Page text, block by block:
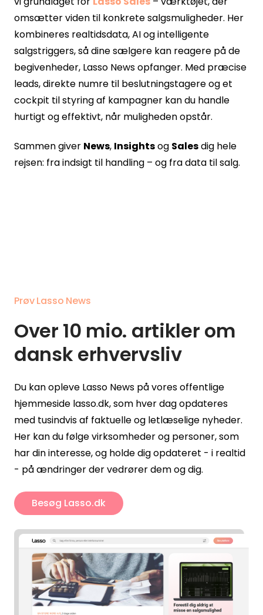
omsætter viden til konkrete salgsmuligheder. Her
kombineres realtidsdata, AI og intelligente
salgstriggers, så dine sælgere kan reagere på de
begivenheder, Lasso Newsopfanger. Med præcise
leads, direkte numre til beslutningstagere og et
cockpit til styring af kampagner kan du handle
hurtigt og effektivt, når muligheden opstår.
Sammen giver News, Insightsog Salesdig hele
rejsen: fra indsigt til handling – og fra data til salg.
Prøv Lasso News
Over 10 mio. artikler om
dansk erhvervsliv
Du kan opleve Lasso News på vores offentlige
hjemmeside lasso.dk, som hver dag opdateres
med tusindvis af faktuelle og letlæselige nyheder.
Her kan du følge virksomheder og personer, som
har din interesse, og holde dig opdateret - i realtid
- på ændringer der vedrører dem og dig.
Besøg Lasso.dk